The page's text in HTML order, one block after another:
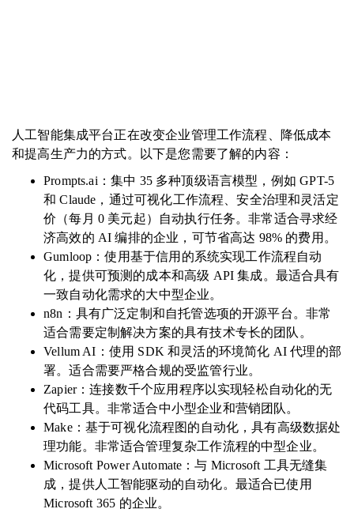
人工智能集成平台正在改变企业管理工作流程、降低成本
和提高生产力的方式。以下是您需要了解的内容：
Prompts.ai：集中 35 多种顶级语言模型，例如 GPT-5
和 Claude，通过可视化工作流程、安全治理和灵活定
价（每月 0 美元起）自动执行任务。非常适合寻求经
济高效的 AI 编排的企业，可节省高达 98% 的费用。
Gumloop：使用基于信用的系统实现工作流程自动
化，提供可预测的成本和高级 API 集成。最适合具有
一致自动化需求的大中型企业。
n8n：具有广泛定制和自托管选项的开源平台。非常
适合需要定制解决方案的具有技术专长的团队。
Vellum AI：使用 SDK 和灵活的环境简化 AI 代理的部
署。适合需要严格合规的受监管行业。
Zapier：连接数千个应用程序以实现轻松自动化的无
代码工具。非常适合中小型企业和营销团队。
Make：基于可视化流程图的自动化，具有高级数据处
理功能。非常适合管理复杂工作流程的中型企业。
Microsoft Power Automate：与 Microsoft 工具无缝集
成，提供人工智能驱动的自动化。最适合已使用
Microsoft 365 的企业。